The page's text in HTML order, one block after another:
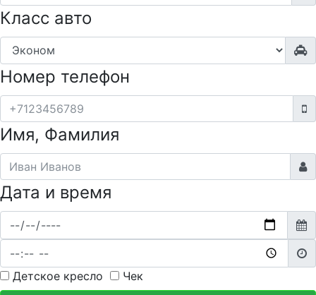
Класс авто
Номер телефон
Имя, Фамилия
Дата и время
Детское кресло
Чек